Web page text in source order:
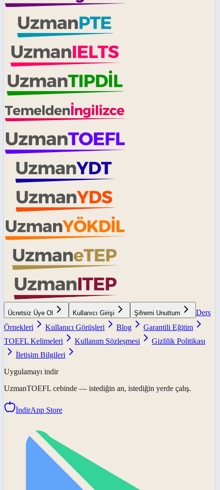
Ücretsiz Üye Ol Kullanıcı Girişi Şifremi Unuttum
Ders
Örnekleri
Kullanıcı Görüşleri Blog
Garantili Eğitim
TOEFL Kelimeleri
Kullanım Sözleşmesi
Gizlilik Politikası
İletişim Bilgileri
Uygulamayı indir
UzmanTOEFL cebinde — istediğin an, istediğin yerde çalış.
İndirApp Store